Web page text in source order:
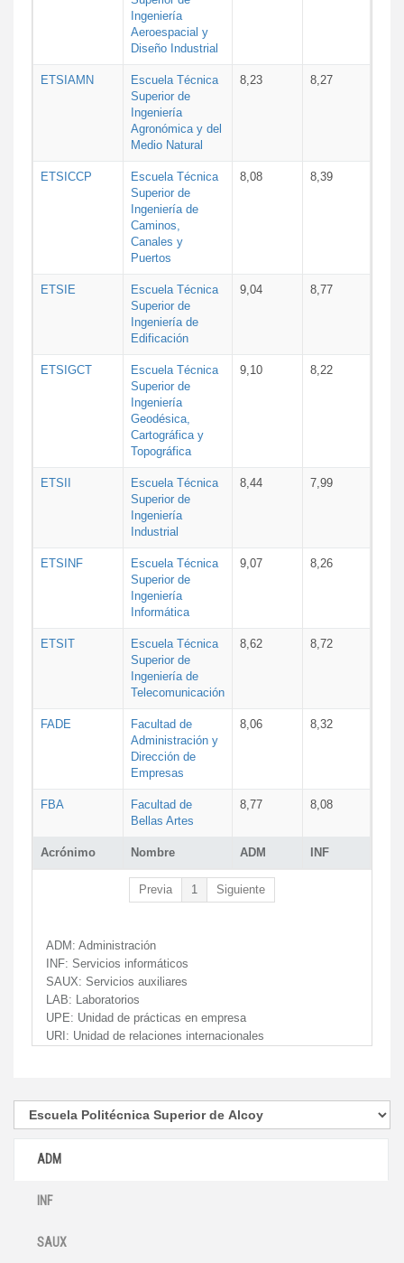
Acrónimo Nombre ADM INF
Ingeniería
Aeroespacial y
Diseño Industrial
ETSIAMN
Escuela Técnica
Superior de
Ingeniería
Agronómica y del
Medio Natural
8,23 8,27
ETSICCP
Escuela Técnica
Superior de
Ingeniería de
Caminos,
Canales y
Puertos
8,08 8,39
ETSIE
Escuela Técnica
Superior de
Ingeniería de
Edificación
9,04 8,77
ETSIGCT
Escuela Técnica
Superior de
Ingeniería
Geodésica,
Cartográfica y
Topográfica
9,10 8,22
ETSII
Escuela Técnica
Superior de
Ingeniería
Industrial
8,44 7,99
ETSINF
Escuela Técnica
Superior de
Ingeniería
Informática
9,07 8,26
ETSIT
Escuela Técnica
Superior de
Ingeniería de
Telecomunicación
8,62 8,72
FADE
Facultad de
Administración y
Dirección de
Empresas
8,06 8,32
FBA
Facultad de
Bellas Artes
8,77 8,08
Previa 1 Siguiente
ADM: Administración
INF: Servicios informáticos
SAUX: Servicios auxiliares
LAB: Laboratorios
UPE: Unidad de prácticas en empresa
URI: Unidad de relaciones internacionales
ADM
INF
SAUX